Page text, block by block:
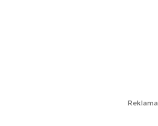
Reklama